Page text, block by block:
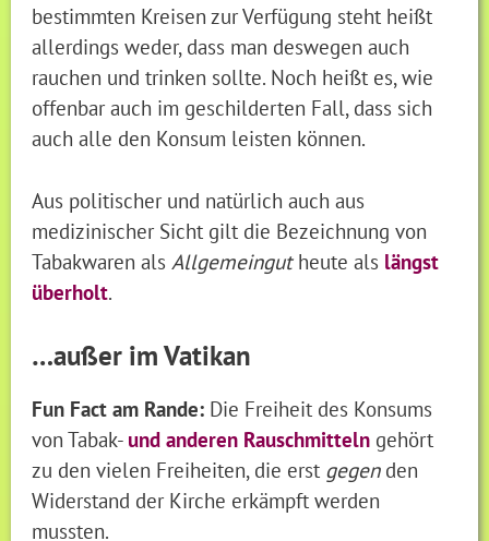
bestimmten Kreisen zur Verfügung steht heißt
allerdings weder, dass man deswegen auch
rauchen und trinken sollte. Noch heißt es, wie
offenbar auch im geschilderten Fall, dass sich
auch alle den Konsum leisten können.
Aus politischer und natürlich auch aus
medizinischer Sicht gilt die Bezeichnung von
Tabakwaren als Allgemeingutheute als längst
überholt.
…außer im Vatikan
Fun Fact am Rande: Die Freiheit des Konsums
von Tabak- und anderen Rauschmitteln gehört
zu den vielen Freiheiten, die erst gegen den
Widerstand der Kirche erkämpft werden
mussten.